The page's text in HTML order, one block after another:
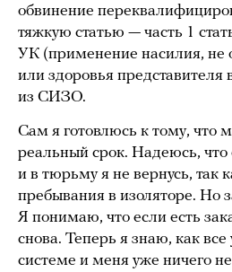
обвинение
тяжкую статью — часть 1
УК (применение насилия, не
или здоровья представителя
из СИЗО.
Сам я готовлюсь к тому, что
реальный срок. Надеюсь, что
и в тюрьму я не вернусь, так
пребывания в изоляторе. Но
Я понимаю, что если есть
снова. Теперь я знаю, как все
системе и меня уже ничего